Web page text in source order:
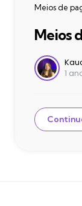
Categories
Meios de
Meios
por
1